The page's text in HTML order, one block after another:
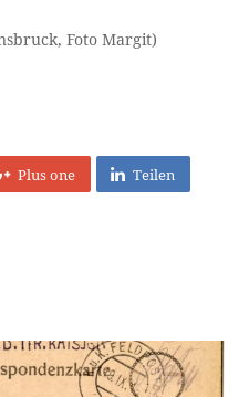
Foto Margit)
Plus one Teilen